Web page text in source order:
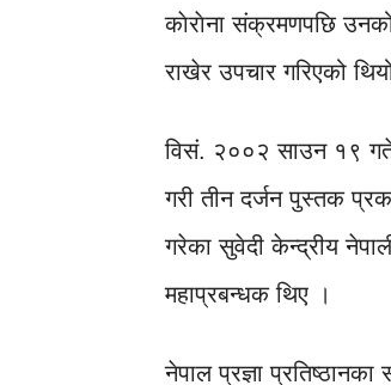
काेराेना संक्रमणपछि
राखेर उपचार गरिएको
विसं. २००२ साउन १९ गते
गरी तीन दर्जन पुस्तक
गरेका सुवेदी केन्द्रीय
महाप्रबन्धक थिए ।
नेपाल प्रज्ञा